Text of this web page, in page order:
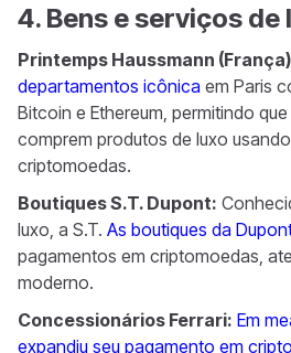
4. Bens e serviços de
Printemps Haussmann
departamentos icônica em Paris
Bitcoin e Ethereum, permitindo
comprem produtos de luxo
criptomoedas.
Boutiques S.T. Dupont:
luxo, a S.T. As boutiques da
pagamentos em criptomoedas,
moderno.
Concessionários Ferrari: Em
expandiu seu pagamento em